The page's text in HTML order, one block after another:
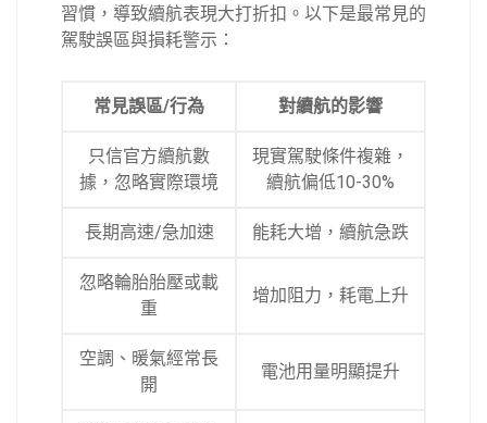
習慣，導致續航表現大打折扣。以下是最常見的
駕駛誤區與損耗警示：
常見誤區/行為 對續航的影響
只信官方續航數
據，忽略實際環境
現實駕駛條件複雜，
續航偏低10-30%
長期高速/急加速 能耗大增，續航急跌
忽略輪胎胎壓或載
重
增加阻力，耗電上升
空調、暖氣經常長
開
電池用量明顯提升